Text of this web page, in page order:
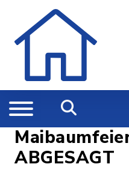
ABGESAGT